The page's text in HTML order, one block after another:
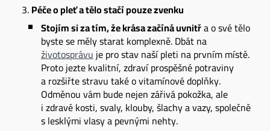
Péče o pleť a tělo stačí pouze zvenku
Stojím si za tím, že krása začíná uvnitřa o své tělo
byste se měly starat komplexně. Dbát na
životosprávuje pro stav naší pleti na prvním místě.
Proto jezte kvalitní, zdraví prospěšné potraviny
a rozšiřte stravu také o vitamínové doplňky.
Odměnou vám bude nejen zářivá pokožka, ale
i zdravé kosti, svaly, klouby, šlachy a vazy, společně
s lesklými vlasy a pevnými nehty.